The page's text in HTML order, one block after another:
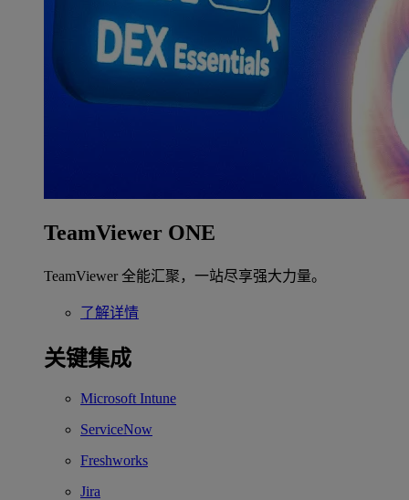
TeamViewer ONE
TeamViewer 全能汇聚，一站尽享强大力量。
了解详情
关键集成
Microsoft Intune
ServiceNow
Freshworks
Jira